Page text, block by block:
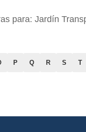
para: Jardín
P Q R S T